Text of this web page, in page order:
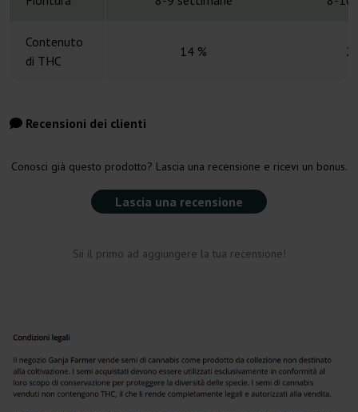
Contenuto
di THC
14 %
Recensioni dei clienti
Conosci già questo prodotto? Lascia una recensione e ricevi un bonus.
Lascia una recensione
Sii il primo ad aggiungere la tua recensione!